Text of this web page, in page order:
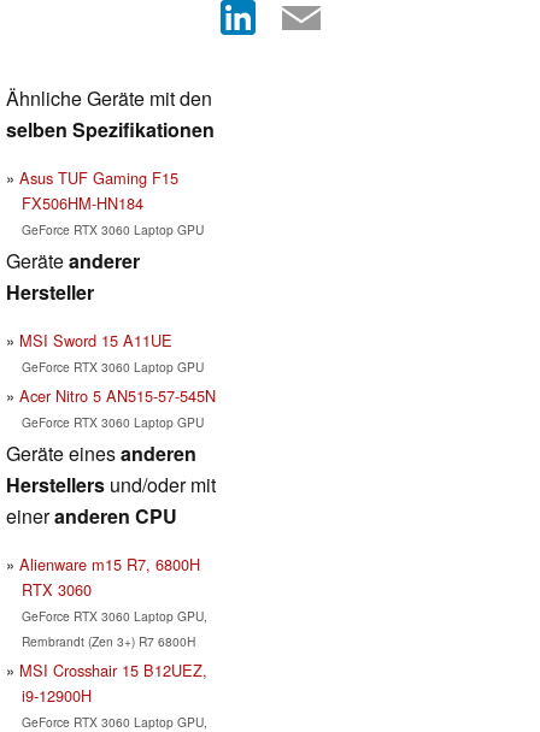
Ähnliche Geräte mit den
selben Spezifikationen
Asus TUF Gaming F15
FX506HM-HN184
GeForce RTX 3060 Laptop GPU
Geräteanderer
Hersteller
MSI Sword 15 A11UE
GeForce RTX 3060 Laptop GPU
Acer Nitro 5 AN515-57-545N
GeForce RTX 3060 Laptop GPU
Geräte einesanderen
Herstellers und/oder mit
eineranderen CPU
Alienware m15 R7, 6800H
RTX 3060
GeForce RTX 3060 Laptop GPU,
Rembrandt (Zen 3+) R7 6800H
MSI Crosshair 15 B12UEZ,
i9-12900H
GeForce RTX 3060 Laptop GPU,